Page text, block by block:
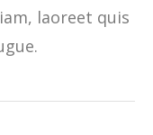
laoreet quis